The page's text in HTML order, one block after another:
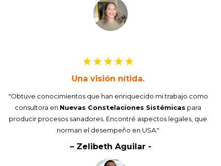
Una visión nítida.
"Obtuve conocimientos que han enriquecido mi trabajo como
consultora en Nuevas Constelaciones Sistémicas para
producir procesos sanadores. Encontré aspectos legales, que
norman el desempeño en USA."
– Zelibeth Aguilar -